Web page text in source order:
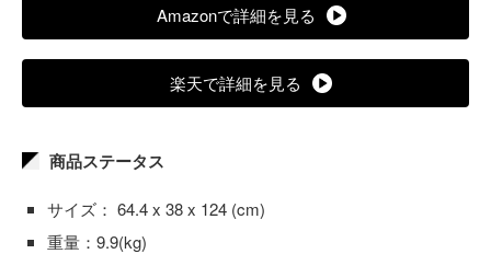
Amazonで詳細を見る
楽天で詳細を見る
商品ステータス
サイズ： 64.4 x 38 x 124 (cm)
重量：9.9(kg)